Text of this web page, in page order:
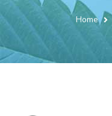
Home